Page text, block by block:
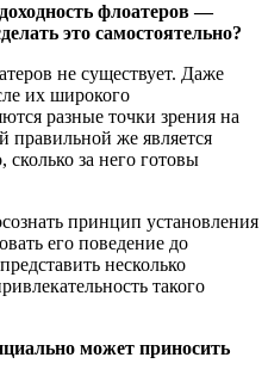
доходность флоатеров—
это самостоятельно?
не существует. Даже
их широкого
разные точки зрения на
правильной же является
за него готовы
принцип установления
его поведение до
несколько
такого
может приносить